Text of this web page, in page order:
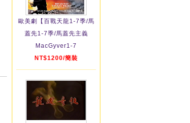
歐美劇【百戰天龍1-7季/馬
蓋先1-7季/馬蓋先主義
MacGyver1-7
NT$1200/簡裝